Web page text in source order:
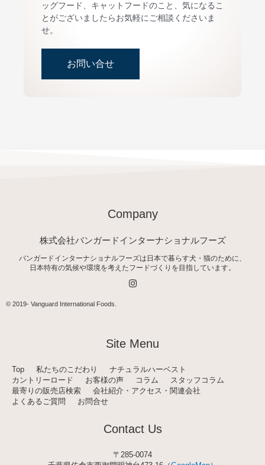
ッグフード、キャットフードのこと、気になるこ
とがございましたらお気軽にご相談くださいま
せ。
お問い合せ
Company
株式会社バンガードインターナショナルフーズ
バンガードインターナショナルフーズは日本で暮らす犬・猫のために、
日本特有の気候や環境を考えたフードづくりを目指しています。
I
n
a
m
© 2019- Vanguard International Foods
Site Menu
Top 私たちのこだわり
ナチュラルハーベスト
カントリーロード
お客様の声 コラム
スタッフコラム
最寄りの販売店検索
会社紹介・アクセス・関連会社
よくあるご質問
お問合せ
Contact Us
〒285-0074